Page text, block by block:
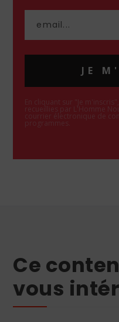
JE
En cliquant sur "Je
recueillies par L'Homme
courrier électronique de
programmes.
Ce
vous